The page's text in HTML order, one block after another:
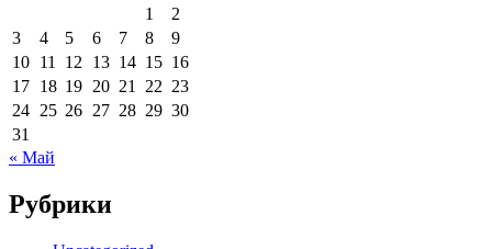
1
2
3
4 5 6 7 8
9
10 11 12 13 14 15 16
17 18 19 20 21 22 23
24 25 26 27 28 29 30
31
« Май
Рубрики